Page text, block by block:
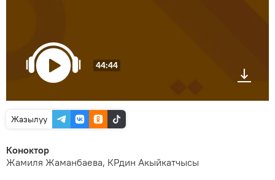
44:44
Жазылуу
Коноктор
Жамиля Жаманбаева, КРдин Акыйкатчысы